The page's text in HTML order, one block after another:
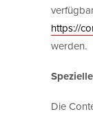
https://
werden.
Die